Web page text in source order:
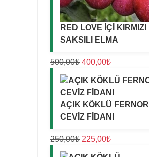
RED LOVE İÇİ KIRMIZI
SAKSILI ELMA
500,00₺ O
i
j
n
a
400,00₺Ş
a
n
d
a
AÇIK KÖKLÜ FERNOR
CEVİZ FİDANI
250,00₺ O
225,00₺Ş